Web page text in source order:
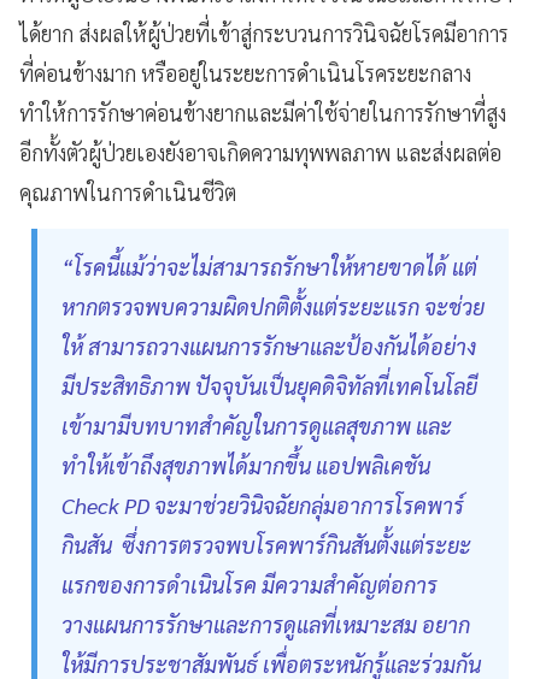
ได้ยาก ส่งผลให้ผู้ป่วยที่เข้าสู่กระบวนการวินิจฉัยโรคมีอาการ
ที่ค่อนข้างมาก หรืออยู่ในระยะการดำเนินโรคระยะกลาง
ทำให้การรักษาค่อนข้างยากและมีค่าใช้จ่ายในการรักษาที่สูง
อีกทั้งตัวผู้ป่วยเองยังอาจเกิดความทุพพลภาพ และส่งผลต่อ
คุณภาพในการดำเนินชีวิต
“โรคนี้แม้ว่าจะไม่สามารถรักษาให้หายขาดได้ แต่
หากตรวจพบความผิดปกติตั้งแต่ระยะแรก จะช่วย
ให้ สามารถวางแผนการรักษาและป้องกันได้อย่าง
มีประสิทธิภาพ ปัจจุบันเป็นยุคดิจิทัลที่เทคโนโลยี
เข้ามามีบทบาทสำคัญในการดูแลสุขภาพ และ
ทำให้เข้าถึงสุขภาพได้มากขึ้น แอปพลิเคชัน
Check PD จะมาช่วยวินิจฉัยกลุ่มอาการโรคพาร์
กินสัน ซึ่งการตรวจพบโรคพาร์กินสันตั้งแต่ระยะ
แรกของการดำเนินโรค มีความสำคัญต่อการ
วางแผนการรักษาและการดูแลที่เหมาะสม อยาก
ให้มีการประชาสัมพันธ์ เพื่อตระหนักรู้และร่วมกัน